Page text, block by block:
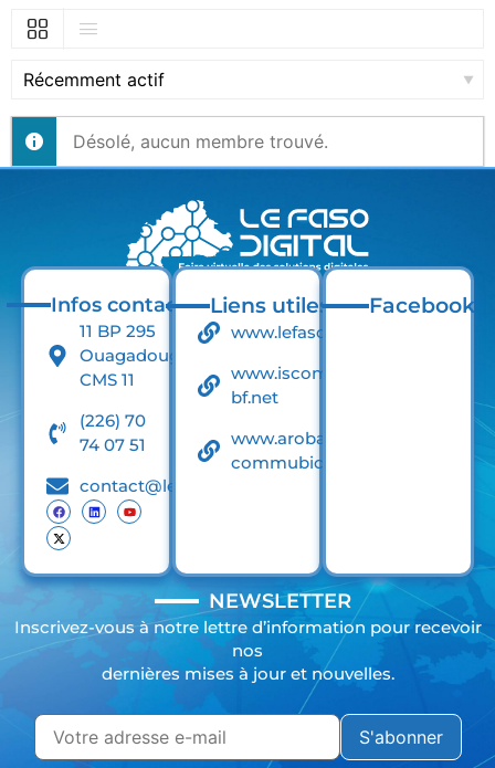
Afficher:
Désolé, aucun membre trouvé.
Infos contact
11 BP 295
Ouagadougou
CMS 11
(226) 70
74 07 51
contact@lefasodigital.net
Liens utiles
www.lefaso.net
www.iscom-
bf.net
www.arobase-
commubication.net
Facebook
NEWSLETTER
Inscrivez-vous à notre lettre d’information pour recevoir
nos
dernières mises à jour et nouvelles.